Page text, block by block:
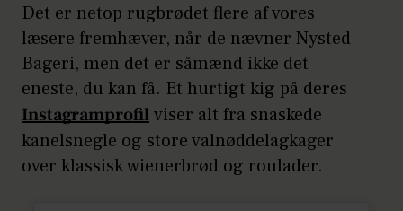
Det er netop rugbrødet flere af vores
læsere fremhæver, når de nævner Nysted
Bageri, men det er såmænd ikke det
eneste, du kan få. Et hurtigt kig på deres
Instagramprofilviser alt fra snaskede
kanelsnegle og store valnøddelagkager
over klassisk wienerbrød og roulader.